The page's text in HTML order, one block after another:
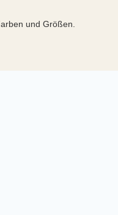
und Größen.